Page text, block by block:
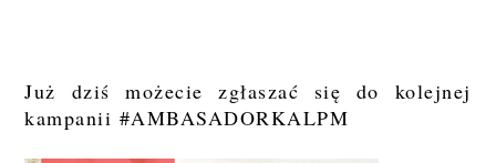
Już dziś możecie zgłaszać się do kolejnej
kampanii #AMBASADORKALPM